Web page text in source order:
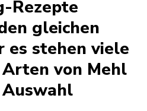
Rezepte
gleichen
es stehen viele
von Mehl